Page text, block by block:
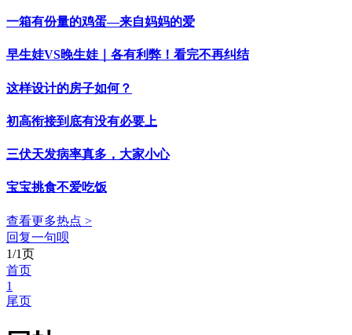
一箱有份量的鸡蛋—来自妈妈的爱
早生娃VS晚生娃｜各有利弊！看完不再纠结
这样设计的房子如何？
初高衔接到底有没有必要上
三伏天发病率真多，大家小心
宝宝挑食不爱吃饭
查看更多热点 >
回复一句呗
1/1页
首页
1
尾页